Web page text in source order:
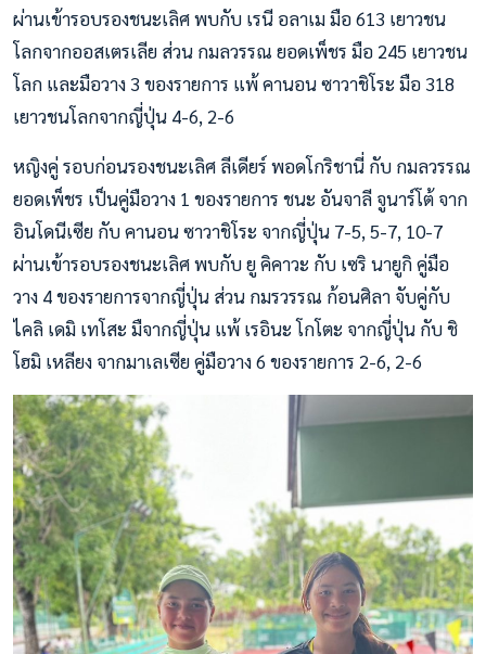
ผ่านเข้ารอบรองชนะเลิศ พบกับ เรนี อลาเม มือ 613 เยาวชน
โลกจากออสเตรเลีย ส่วน กมลวรรณ ยอดเพ็ชร มือ 245 เยาวชน
โลก และมือวาง 3 ของรายการ แพ้ คานอน ซาวาชิโระ มือ 318
เยาวชนโลกจากญี่ปุ่น 4-6, 2-6
หญิงคู่ รอบก่อนรองชนะเลิศ ลีเดียร์ พอดโกริชานี่ กับ กมลวรรณ
ยอดเพ็ชร เป็นคู่มือวาง 1 ของรายการ ชนะ อันจาลี จูนาร์โต้ จาก
อินโดนีเซีย กับ คานอน ซาวาชิโระ จากญี่ปุ่น 7-5, 5-7, 10-7
ผ่านเข้ารอบรองชนะเลิศ พบกับ ยู คิคาวะ กับ เซริ นายูกิ คู่มือ
วาง 4 ของรายการจากญี่ปุ่น ส่วน กมรวรรณ ก้อนศิลา จับคู่กับ
ไคลิ เดมิ เทโสะ มืจากญี่ปุ่น แพ้ เรอินะ โกโตะ จากญี่ปุ่น กับ ชิ
โฮมิ เหลียง จากมาเลเซีย คู่มือวาง 6 ของรายการ 2-6, 2-6